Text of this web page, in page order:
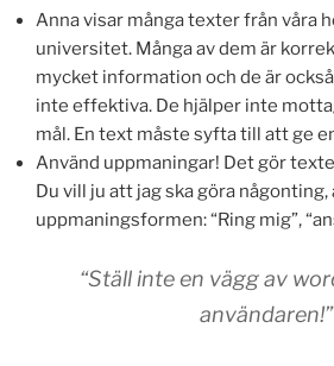
Anna visar många texter från våra
universitet. Många av dem är
mycket information och de är
inte effektiva. De hjälper inte
mål. En text måste syfta till att ge
Använd uppmaningar! Det gör
Du vill ju att jag ska göra någonting,
uppmaningsformen: “Ring mig”,
“Ställ inte en vägg av
användaren!”